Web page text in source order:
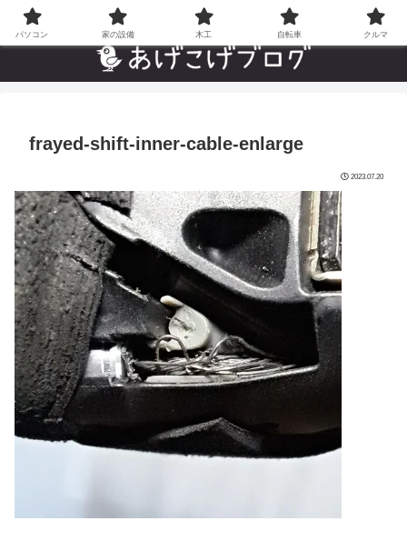
自分でやった”あんなことやこんなこと”の趣味ブログ
frayed-shift-inner-cable-enlarge
2023.07.20
パソコン 家の設備 木工 自転車 クルマ